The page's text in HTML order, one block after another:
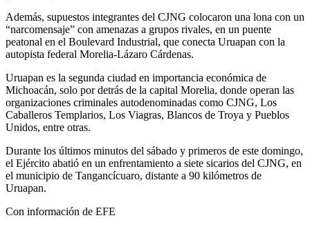
Además, supuestos integrantes del CJNG colocaron una lona con un
“narcomensaje” con amenazas a grupos rivales, en un puente
peatonal en el Boulevard Industrial, que conecta Uruapan con la
autopista federal Morelia-Lázaro Cárdenas.
Uruapan es la segunda ciudad en importancia económica de
Michoacán, solo por detrás de la capital Morelia, donde operan las
organizaciones criminales autodenominadas como CJNG, Los
Caballeros Templarios, Los Viagras, Blancos de Troya y Pueblos
Unidos, entre otras.
Durante los últimos minutos del sábado y primeros de este domingo,
el Ejército abatió en un enfrentamiento a siete sicarios del CJNG, en
el municipio de Tangancícuaro, distante a 90 kilómetros de
Uruapan.
Con información de EFE